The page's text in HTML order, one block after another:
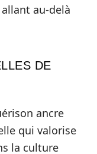
au-delà
DE
ancre
qui valorise
la culture